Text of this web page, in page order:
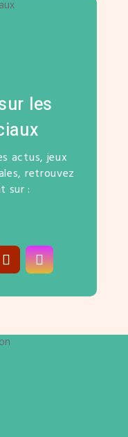
les
actus, jeux
retrouvez
sur :